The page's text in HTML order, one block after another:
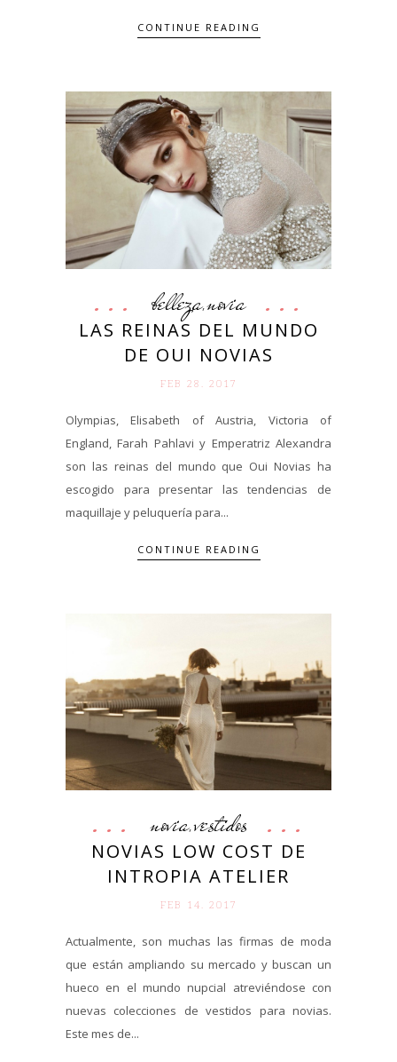
CONTINUE READING
belleza,novia
LAS REINAS DEL MUNDO
DE OUI NOVIAS
FEB 28. 2017
Olympias, Elisabeth of Austria, Victoria of
England, Farah Pahlavi y Emperatriz Alexandra
son las reinas del mundo que Oui Novias ha
escogido para presentar las tendencias de
maquillaje y peluquería para...
CONTINUE READING
novia,vestidos
NOVIAS LOW COST DE
INTROPIA ATELIER
FEB 14. 2017
Actualmente, son muchas las firmas de moda
que están ampliando su mercado y buscan un
hueco en el mundo nupcial atreviéndose con
nuevas colecciones de vestidos para novias.
Este mes de...